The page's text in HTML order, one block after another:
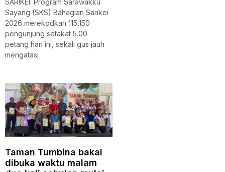
SARIKEI: Program Sarawakku
Sayang (SKS) Bahagian Sarikei
2026 merekodkan 115,150
pengunjung setakat 5.00
petang hari ini, sekali gus jauh
mengatasi
Taman Tumbina bakal
dibuka waktu malam